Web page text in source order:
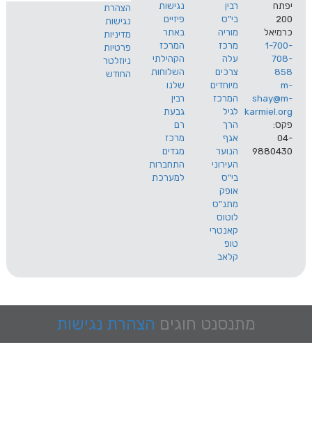
רבין
בי"ס
מוריה
מרכז
עלה
צרכים
מיוחדים
המרכז
לגיל
הרך
אגף
הנוער
נגישות
פיזיים
באתר
המרכז
הקהילתי
השלוחות
שלנו
רבין
גבעת
רם
מרכז
מגדים
התחברות
למערכת
הצהרת
נגישות
מדיניות
פרטיות
ניוזלטר
החודש
מתנסנט חוגים הצהרת נגישות